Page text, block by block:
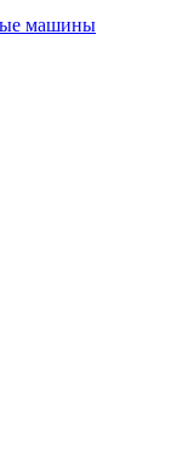
машины